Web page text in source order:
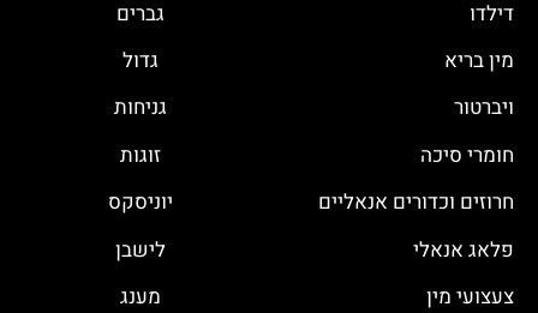
דילדו
מין בריא
ויברטור
חומרי סיכה
חרוזים וכדורים אנאליים
פלאג אנאלי
צעצועי מין
גברים
גדול
גניחות
זוגות
יוניסקס
לישבן
מענג